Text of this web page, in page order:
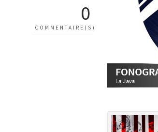
0
COMMENTAIRE(S)